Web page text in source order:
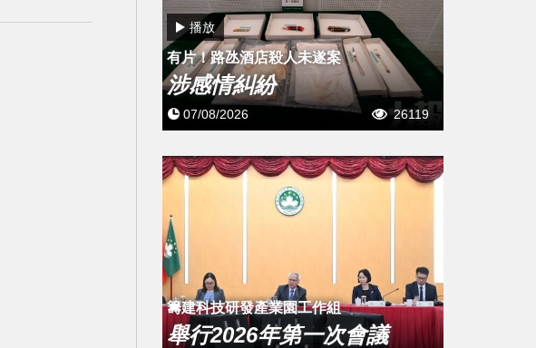
播放
有片！路氹酒店殺人未遂案
涉感情糾紛
07/08/2026 26119
籌建科技研發產業園工作組
舉行2026年第一次會議